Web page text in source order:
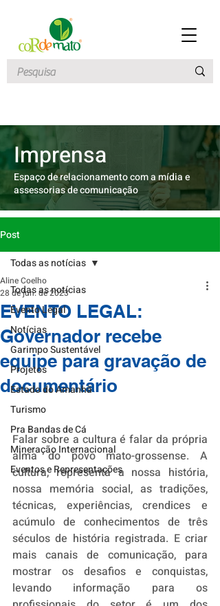
Imprensa
Espaço de relacionamento com a mídia e
assessorias de comunicação
Post
Todas as notícias
Evento Legal
Notícias
Garimpo Sustentável
Projetos
Estado do Amanhã
Turismo
Pra Bandas de Cá
Mineração Internacional
Eventos e Representações
Todas as notícias
EVENTO LEGAL:
Governador recebe
equipe para gravação de
documentário
Aline Coelho
28 de jun. de 2023
Falar sobre a cultura é falar da própria
alma do povo mato-grossense. A
cultura, representa a nossa história,
nossa memória social, as tradições,
técnicas, experiências, crendices e
acúmulo de conhecimentos de três
séculos de história registrada. E criar
mais canais de comunicação, para
mostrar os desafios e conquistas,
levando informação para os